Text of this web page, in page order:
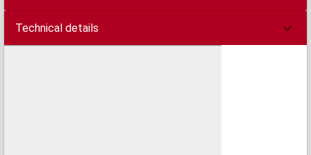
Technical details